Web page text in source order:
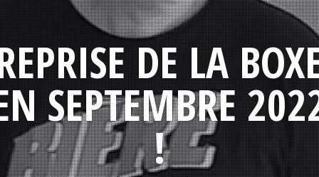
DE LA
SEPTEMBRE
!